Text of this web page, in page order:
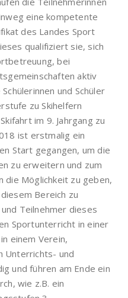
eine kompetente
des Landes Sport
qualifiziert sie, sich
bei
aktiv
und Schüler
zu Skihelfern
im 9. Jahrgang zu
ist erstmalig ein
Start gegangen, um die
zu erweitern und zum
die Möglichkeit zu geben,
Bereich zu
Teilnehmer dieses
Sportunterricht in einer
einem Verein,
Unterrichts- und
und führen am Ende ein
wie z.B. ein